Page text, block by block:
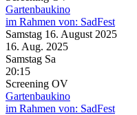
Gartenbaukino
im Rahmen von: SadFest
Samstag 16. August 2025
16. Aug. 2025
Samstag Sa
20:15
Screening OV
Gartenbaukino
im Rahmen von: SadFest